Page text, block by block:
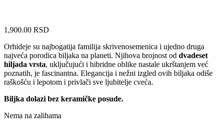
1,900.00 RSD
Orhideje su najbogatija familija skrivenosemenica i ujedno druga
najveća porodica biljaka na planeti. Njihova brojnost od dvadeset
hiljada vrsta, uključujući i hibridne oblike nastale ukrštanjem već
poznatih, je fascinantna. Elegancija i nežni izgled ovih biljaka odiše
raškošću i lepotom i privlači sve ljubitelje cveća.
Biljka dolazi bez keramičke posude.
Nema na zalihama